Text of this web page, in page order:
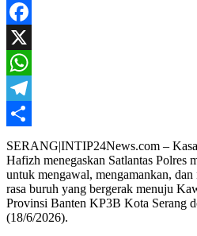
Yahoo
Mail
Facebook
X
WhatsApp
Telegram
Share
SERANG|INTIP24News.com –
Hafizh menegaskan Satlantas Polres
untuk mengawal, mengamankan,
rasa buruh yang bergerak menuju
Provinsi Banten KP3B Kota Serang
(18/6/2026).